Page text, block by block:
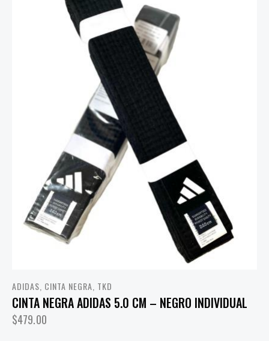
ADIDAS, CINTA NEGRA, TKD
CINTA NEGRA ADIDAS 5.0 CM – NEGRO INDIVIDUAL
$479.00